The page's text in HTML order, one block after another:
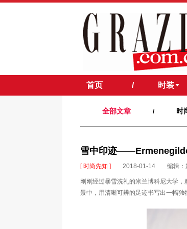
首页 / 时装
全部文章 / 时
雪中印迹
[ 时尚先知 ] 2018-01-14 编辑：
刚刚经过暴雪洗礼的米兰博科尼大学
景中，用清晰可辨的足迹书写出一幅独